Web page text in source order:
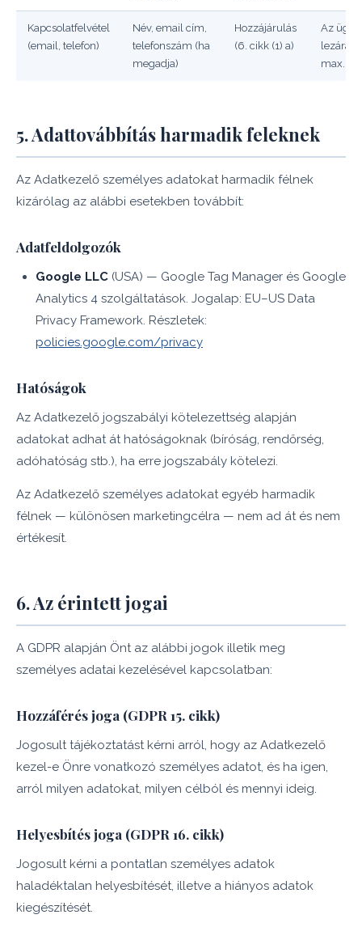
Kapcsolatfelvétel
(email, telefon)
Név, email cím,
telefonszám (ha
megadja)
Hozzájárulás
(6. cikk (1) a)
Az ügy
max. 5
5. Adattovábbítás harmadik feleknek
Az Adatkezelő személyes adatokat harmadik félnek
kizárólag az alábbi esetekben továbbít:
Adatfeldolgozók
Google LLC (USA) — Google Tag Manager és Google
Analytics 4 szolgáltatások. Jogalap: EU–US Data
Privacy Framework. Részletek:
policies.google.com/privacy
Hatóságok
Az Adatkezelő jogszabályi kötelezettség alapján
adatokat adhat át hatóságoknak (bíróság, rendőrség,
adóhatóság stb.), ha erre jogszabály kötelezi.
Az Adatkezelő személyes adatokat egyéb harmadik
félnek — különösen marketingcélra — nem ad át és nem
értékesít.
6. Az érintett jogai
A GDPR alapján Önt az alábbi jogok illetik meg
személyes adatai kezelésével kapcsolatban:
Hozzáférés joga (GDPR 15. cikk)
Jogosult tájékoztatást kérni arról, hogy az Adatkezelő
kezel-e Önre vonatkozó személyes adatot, és ha igen,
arról milyen adatokat, milyen célból és mennyi ideig.
Helyesbítés joga (GDPR 16. cikk)
Jogosult kérni a pontatlan személyes adatok
haladéktalan helyesbítését, illetve a hiányos adatok
kiegészítését.